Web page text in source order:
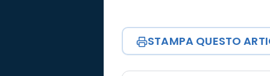
STAMPA QUESTO